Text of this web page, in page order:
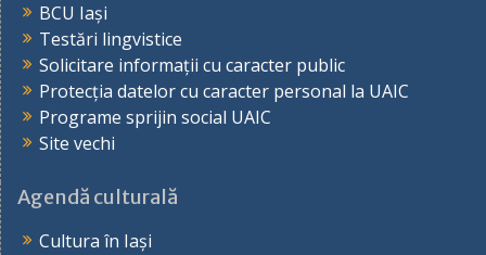
BCU Iași
Testări lingvistice
Solicitare informații cu caracter public
Protecția datelor cu caracter personal la UAIC
Programe sprijin social UAIC
Site vechi
Agendă culturală
Cultura în Iași